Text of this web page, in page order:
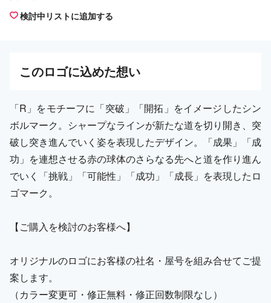
検討中リストに追加する
このロゴに込めた想い
「R」をモチーフに「突破」「開拓」をイメージしたシン
ボルマーク。シャープなラインが新たな道を切り開き、突
破し突き進んでいく姿を表現したデザイン。「成果」「成
功」を連想させる赤の球体のさらなる先へと道を作り進ん
でいく「挑戦」「可能性」「成功」「成長」を表現したロ
ゴマーク。
【ご購入を検討のお客様へ】
オリジナルのロゴにお客様の社名・屋号を組み合せてご提
案します。
（カラー変更可・修正無料・修正回数制限なし）